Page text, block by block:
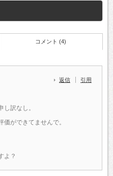
コメント (4)
返信 引用
訳なし。
ができてませんで。
よ？